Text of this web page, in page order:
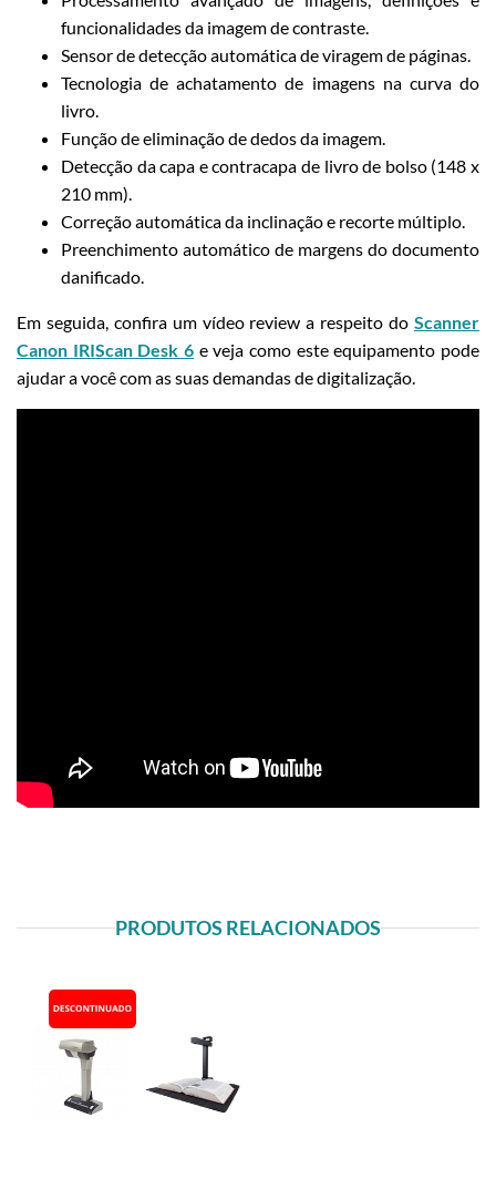
funcionalidades da imagem de contraste.
Sensor de detecção automática de viragem de páginas.
Tecnologia de achatamento de imagens na curva do
livro.
Função de eliminação de dedos da imagem.
Detecção da capa e contracapa de livro de bolso (148 x
210 mm).
Correção automática da inclinação e recorte múltiplo.
Preenchimento automático de margens do documento
danificado.
Em seguida, confira um vídeo review a respeito do Scanner
Canon IRIScan Desk 6 e veja como este equipamento pode
ajudar a você com as suas demandas de digitalização.
PRODUTOS RELACIONADOS